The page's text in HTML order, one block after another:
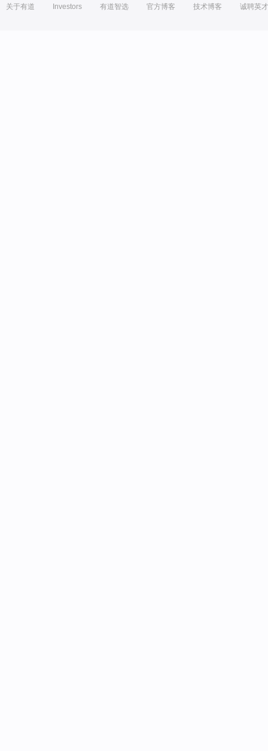
关于有道 Investors 有道智选 官方博客 技术博客 诚聘英才